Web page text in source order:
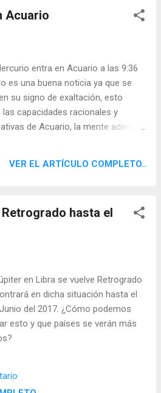
Acuario
entra en Acuario a las 9:36
es una buena noticia ya que se
su signo de exaltación, esto
capacidades racionales y
de Acuario, la mente además
y las nuevas tecnologías.
ella. Esta influencia de Acuario
VER EL ARTÍCULO COMPLETO..
hasta el
en Libra se vuelve Retrogrado
en dicha situación hasta el
del 2017. ¿Cómo podemos
esto y que países se verán más